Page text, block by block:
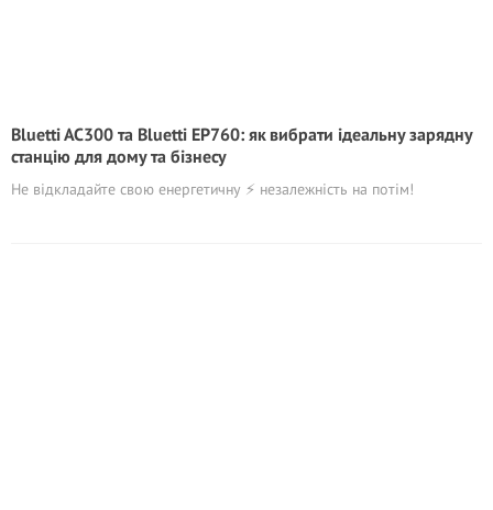
Bluetti AC300 та Bluetti EP760: як вибрати ідеальну зарядну
станцію для дому та бізнесу
Не відкладайте свою енергетичну ⚡️ незалежність на потім!